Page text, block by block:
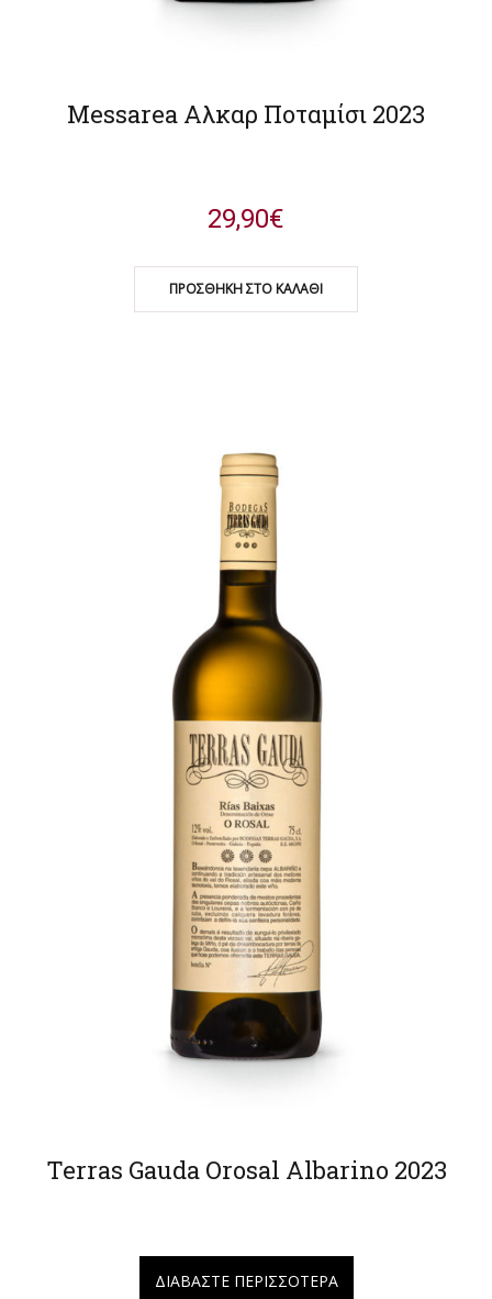
Messarea Αλκαρ Ποταμίσι 2023
ΠΡΟΣΘΉΚΗ ΣΤΟ ΚΑΛΆΘΙ
29,90€
Terras Gauda Orosal Albarino 2023
ΔΙΑΒΆΣΤΕ ΠΕΡΙΣΣΌΤΕΡΑ